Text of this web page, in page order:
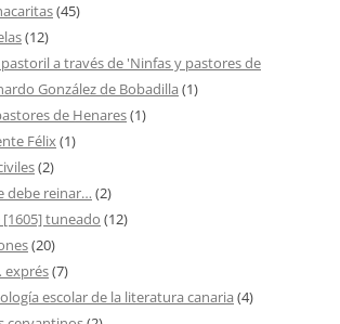
(45)
(12)
pastoril a través de 'Ninfas y pastores de
González de Bobadilla (1)
de Henares(1)
Félix(1)
(2)
debe reinar… (2)
[1605] tuneado (12)
(20)
exprés(7)
escolar de la literatura canaria (4)